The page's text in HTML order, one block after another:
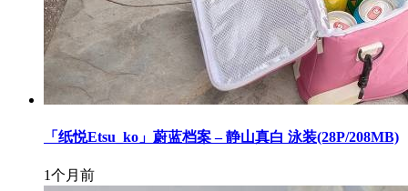
「纸悦Etsu_ko」蔚蓝档案 – 静山真白 泳装(28P/208MB)
1个月前